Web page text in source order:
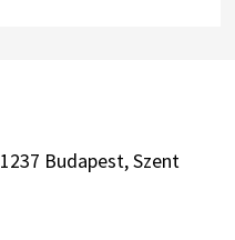
1237 Budapest, Szent